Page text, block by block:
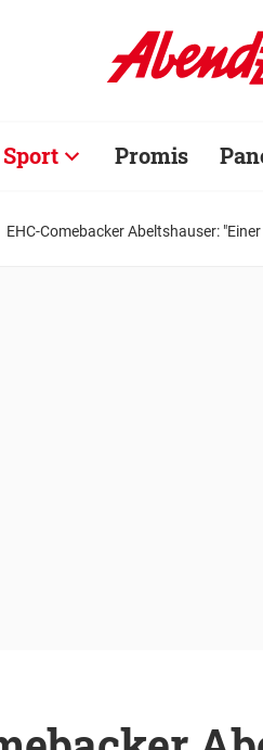
Sport Promis
EHC-Comebacker Abeltshauser: